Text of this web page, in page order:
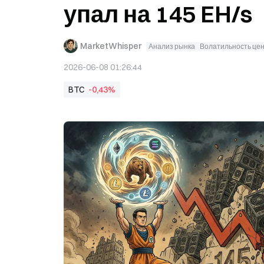
упал на 145 EH/s
MarketWhisper Анализ рынка Волатильность цен
2026-06-08 01:26:44
BTC -0,43%